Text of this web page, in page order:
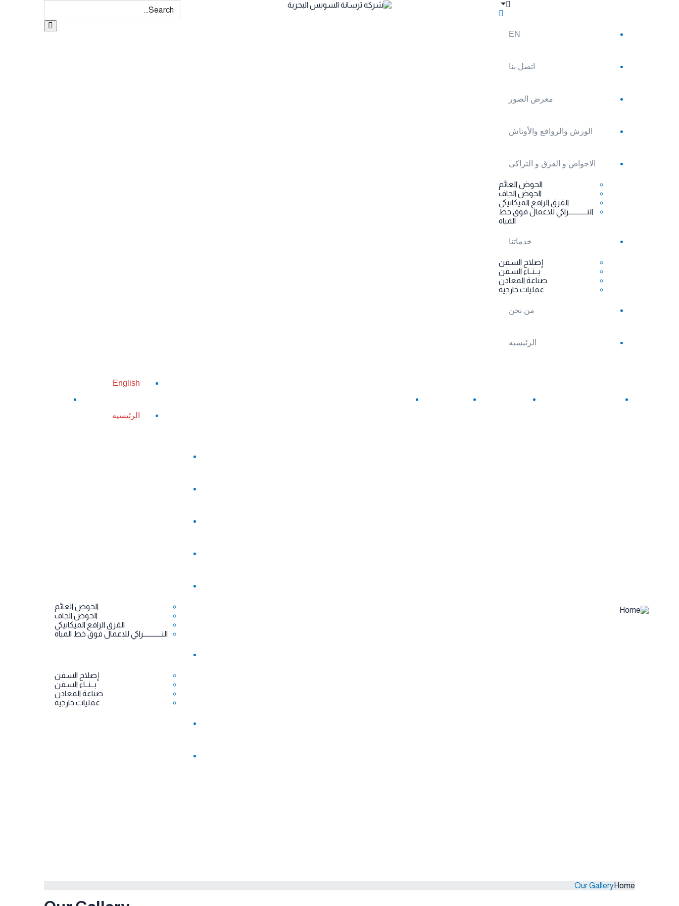
EN
اتصل بنا
معرض الصور
الورش والروافع والأوناش
الاحواض و القزق و التراكي
الحوض العائم
الحوض الجاف
القزق الرافع الميكانيكي
التــــــــــــراكي للاعمال فوق خط
المياه
خدماتنا
إصلاح السفن
بــنــاء السفن
صناعة المعادن
عمليات خارجية
من نحن
الرئيسيه
English
الرئيسيه
الحوض العائم
الحوض الجاف
القزق الرافع الميكانيكي
التــــــــــــراكي للاعمال فوق خط المياه
إصلاح السفن
بــنــاء السفن
صناعة المعادن
عمليات خارجية
Home
Our Gallery